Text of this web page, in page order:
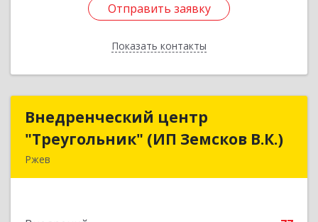
Отправить заявку
Показать контакты
Отправить заявку
Назад
Внедренческий центр
"Треугольник" (ИП Земсков В.К.)
Ржев
Внедренческий центр
"Треугольник" (ИП Земсков В.К.)